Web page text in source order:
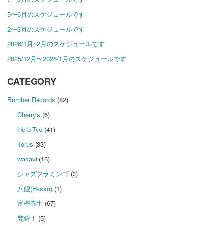
5〜6月のスケジュールです
2〜3月のスケジュールです
2026/1月~2月のスケジュールです
2025/12月〜2026/1月のスケジュールです
CATEGORY
Bomber Records (82)
Cherry's (6)
Herb-Tee(41)
Torus (33)
wasavi(15)
ジャズフラミンゴ(3)
八艘(Hasso)(1)
富樫春生 (67)
梵鉾！ (5)